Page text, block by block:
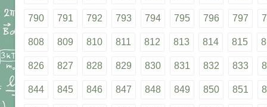
790 791 792 793 794 795 796 797
808 809 810 811 812 813 814 815
826 827 828 829 830 831 832 833
844 845 846 847 848 849 850 851